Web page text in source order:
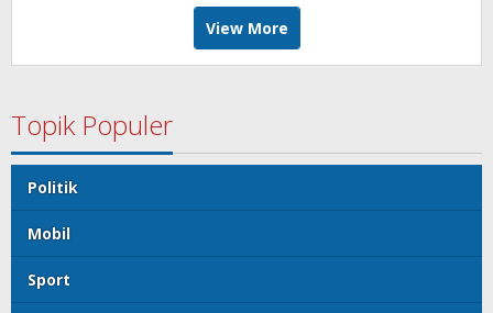
View More
Topik Populer
Politik
Mobil
Sport